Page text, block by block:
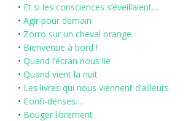
• Et si les consciences s’éveillaient…
• Agir pour demain
• Zorro sur un cheval orange
• Bienvenue à bord !
• Quand l’écran nous lie
• Quand vient la nuit
• Les livres qui nous viennent d’ailleurs
• Confi-denses…
• Bouger librement